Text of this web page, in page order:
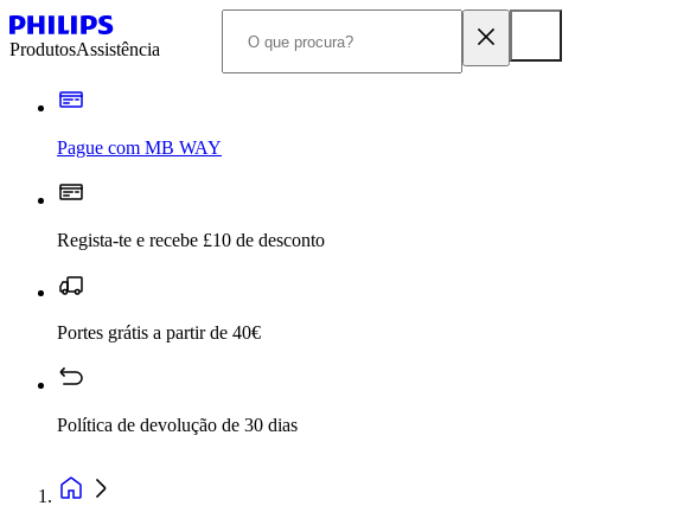
ProdutosAssistência
Pague com MB WAY
Regista-te e recebe £10 de desconto
Portes grátis a partir de 40€
Política de devolução de 30 dias